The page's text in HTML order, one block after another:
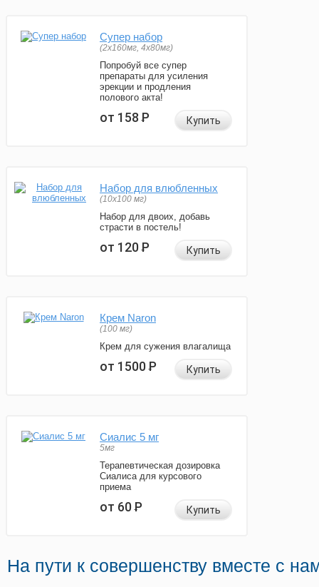
Супер набор
(2х160мг, 4х80мг)
Попробуй все супер
препараты для усиления
эрекции и продления
полового акта!
от 158Р Купить
Набор для влюбленных
(10х100 мг)
Набор для двоих, добавь
страсти в постель!
от 120Р Купить
Крем Naron
(100 мг)
Крем для сужения влагалища
от 1500Р Купить
Сиалис 5 мг
5мг
Терапевтическая дозировка
Сиалиса для курсового
приема
от 60Р Купить
На пути к совершенству вместе с